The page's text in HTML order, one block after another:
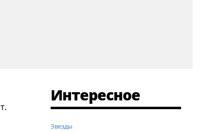
Интересное
Звезды